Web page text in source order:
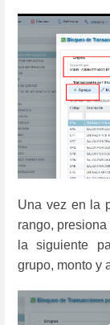
Una vez en la
rango,
la siguiente
grupo, monto y